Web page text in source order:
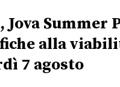
Jova Summer
alla
7 agosto